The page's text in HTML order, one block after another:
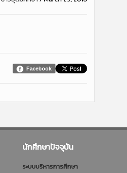
Facebook
นักศึกษาปัจจุบัน
ระบบบริหารการศึกษา